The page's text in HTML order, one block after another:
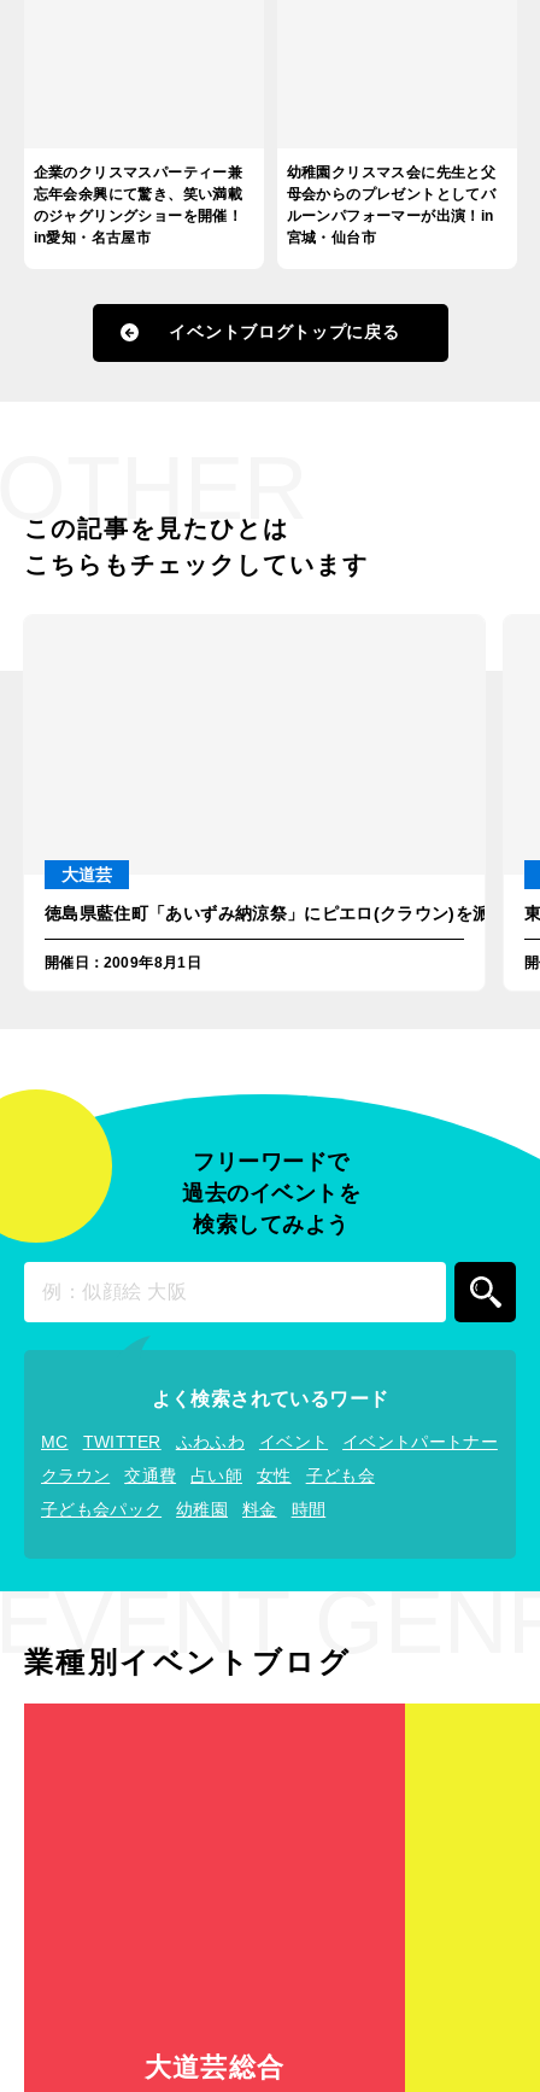
企業のクリスマスパーティー兼
忘年会余興にて驚き、笑い満載
のジャグリングショーを開催！
in愛知・名古屋市
幼稚園クリスマス会に先生と父
母会からのプレゼントとしてバ
ルーンパフォーマーが出演！in
宮城・仙台市
イベントブログトップに戻る
この記事を見たひとは
こちらもチェックしています
大道芸
徳島県藍住町「あいずみ納涼祭」にピエロ(クラウン)を派遣！
開催日 ：2009年8月1日
フリーワードで
過去のイベントを
検索してみよう
よく検索されているワード
MC TWITTER ふわふわ イベント
イベントパートナー
クラウン
交通費 占い師 女性
子ども会
子ども会パック
幼稚園 料金 時間
業種別イベントブログ
大道芸総合